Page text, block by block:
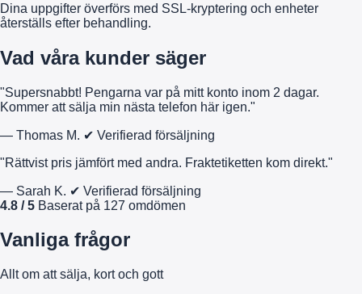
Dina uppgifter överförs med SSL-kryptering och enheter
återställs efter behandling.
Vad våra kunder säger
"Supersnabbt! Pengarna var på mitt konto inom 2 dagar.
Kommer att sälja min nästa telefon här igen."
— Thomas M. ✔ Verifierad försäljning
"Rättvist pris jämfört med andra. Fraktetiketten kom direkt."
— Sarah K. ✔ Verifierad försäljning
4.8 / 5 Baserat på 127 omdömen
Vanliga frågor
Allt om att sälja, kort och gott